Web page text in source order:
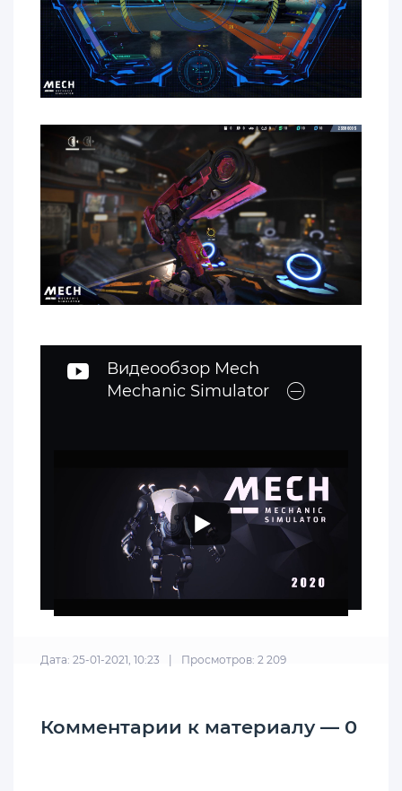
Видеообзор Mech
Mechanic Simulator
Дата: 25-01-2021, 10:23 Просмотров: 2 209
Комментарии к материалу — 0